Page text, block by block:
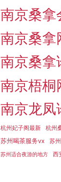
南京桑拿
南京桑拿
南京桑拿
南京梧桐
南京龙凤
杭州妃子阁最新 杭州
苏州喝茶服务vx
苏
苏州适合夜游的地方 西